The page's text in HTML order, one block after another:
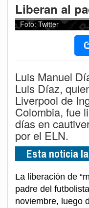
Liberan al
Foto: Twitter
Luis Manuel
Luis Díaz,
Liverpool de
Colombia, fue
días en
por el ELN.
Esta noticia
La liberación de
padre del
noviembre, luego